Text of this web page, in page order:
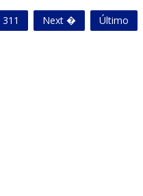
311 Next � Último